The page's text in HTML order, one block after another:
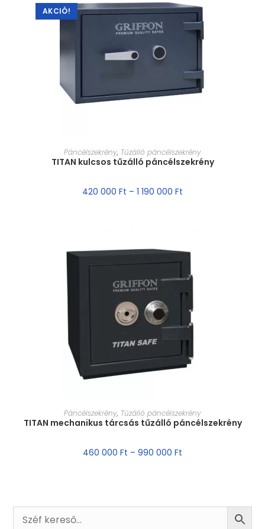
AKCIÓ!
MÉRET VÁLASZTÁSA
Páncélszekrény, Tűzálló páncélszekrény
TITAN kulcsos tűzálló páncélszekrény
420 000 Ft – 1 190 000 Ft
MÉRET VÁLASZTÁSA
Páncélszekrény, Tűzálló páncélszekrény
TITAN mechanikus tárcsás tűzálló páncélszekrény
460 000 Ft – 990 000 Ft